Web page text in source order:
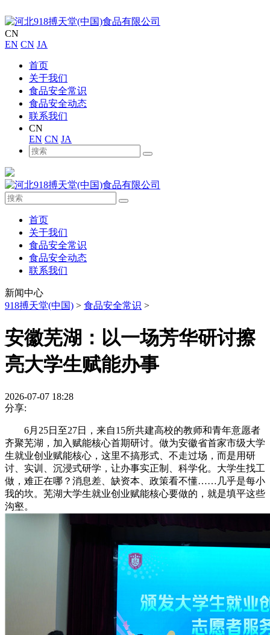
CN
EN CN JA
首页
关于我们
食品安全常识
食品安全动态
联系我们
CN
EN CN JA
首页
关于我们
食品安全常识
食品安全动态
联系我们
新闻中心
918搏天堂(中国) > 食品安全常识 >
安徽芜湖：以一场芳华研讨擦
亮大学生赋能办事
2026-07-07 18:28
分享:
6月25日至27日，来自15所共建高校的教师和青年意愿者
齐聚芜湖，加入赋能核心首期研讨。做为安徽省首家市级大学
生就业创业赋能核心，这里不搞形式、不走过场，而是用研
讨、实训、沉浸式研学，让办事实正制、科学化。大学生找工
做，难正在哪？消息差、缺资本、政策看不懂……几乎是每小
我的坎。芜湖大学生就业创业赋能核心要做的，就是填平这些
沟壑。